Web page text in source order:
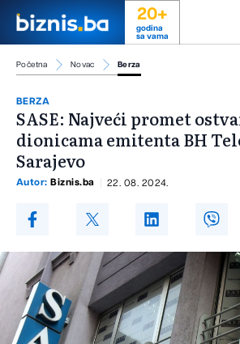
20+
godina
sa vama
Početna Novac Berza
BERZA
SASE: Najveći promet
dionicama emitenta BH
Sarajevo
Autor: Biznis.ba 22. 08. 2024.